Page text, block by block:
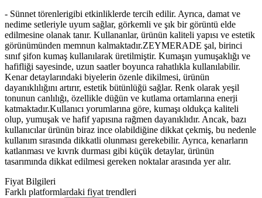
- Sünnet törenlerigibi etkinliklerde tercih edilir. Ayrıca, damat ve
nedime setleriyle uyum sağlar, görkemli ve şık bir görüntü elde
edilmesine olanak tanır. Kullananlar, ürünün kaliteli yapısı ve estetik
görünümünden memnun kalmaktadır.ZEYMERADE şal, birinci
sınıf şifon kumaş kullanılarak üretilmiştir. Kumaşın yumuşaklığı ve
hafifliği sayesinde, uzun saatler boyunca rahatlıkla kullanılabilir.
Kenar detaylarındaki biyelerin özenle dikilmesi, ürünün
dayanıklılığını artırır, estetik bütünlüğü sağlar. Renk olarak yeşil
tonunun canlılığı, özellikle düğün ve kutlama ortamlarına enerji
katmaktadır.Kullanıcı yorumlarına göre, kumaşı oldukça kaliteli
olup, yumuşak ve hafif yapısına rağmen dayanıklıdır. Ancak, bazı
kullanıcılar ürünün biraz ince olabildiğine dikkat çekmiş, bu nedenle
kullanım sırasında dikkatli olunması gerekebilir. Ayrıca, kenarların
katlanması ve kıvrık durması gibi küçük detaylar, ürünün
tasarımında dikkat edilmesi gereken noktalar arasında yer alır.
Fiyat Bilgileri
Farklı platformlardaki fiyat trendleri